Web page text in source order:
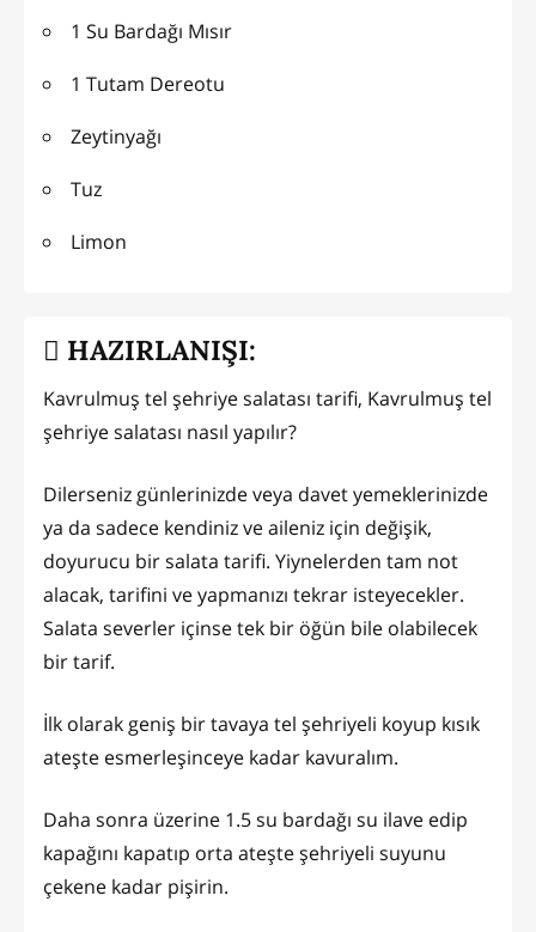
1 Su Bardağı Mısır
1 Tutam Dereotu
Zeytinyağı
Tuz
Limon
HAZIRLANIŞI:
Kavrulmuş tel şehriye salatası tarifi, Kavrulmuş tel
şehriye salatası nasıl yapılır?
Dilerseniz günlerinizde veya davet yemeklerinizde
ya da sadece kendiniz ve aileniz için değişik,
doyurucu bir salata tarifi. Yiynelerden tam not
alacak, tarifini ve yapmanızı tekrar isteyecekler.
Salata severler içinse tek bir öğün bile olabilecek
bir tarif.
İlk olarak geniş bir tavaya tel şehriyeli koyup kısık
ateşte esmerleşinceye kadar kavuralım.
Daha sonra üzerine 1.5 su bardağı su ilave edip
kapağını kapatıp orta ateşte şehriyeli suyunu
çekene kadar pişirin.